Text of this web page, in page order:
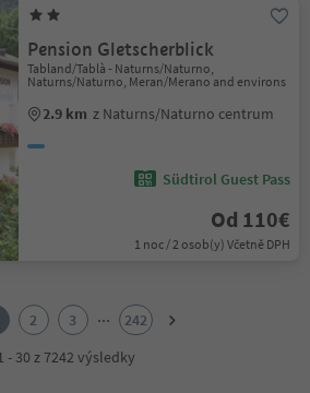
Pension Gletscherblick
Tabland/Tablà - Naturns/Naturno,
Naturns/Naturno, Meran/Merano and environs
2.9 km z Naturns/Naturno centrum
Südtirol Guest Pass
Od 110€
1 noc / 2 osob(y) Včetně DPH
2 3 ...
242
- 30 z 7242 výsledky